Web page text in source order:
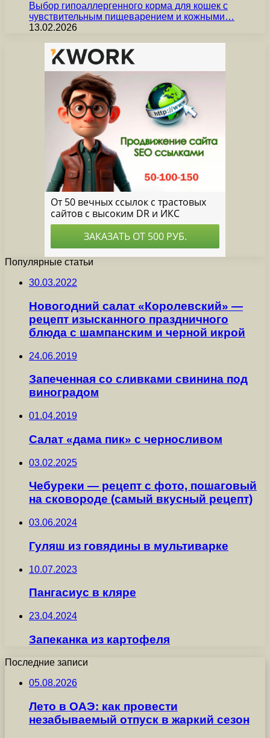
Выбор гипоаллергенного корма для кошек с
чувствительным пищеварением и кожными…
13.02.2026
Популярные статьи
30.03.2022
Новогодний салат «Королевский» —
рецепт изысканного праздничного
блюда с шампанским и черной икрой
24.06.2019
Запеченная со сливками свинина под
виноградом
01.04.2019
Салат «дама пик» с черносливом
03.02.2025
Чебуреки — рецепт с фото, пошаговый
на сковороде (самый вкусный рецепт)
03.06.2024
Гуляш из говядины в мультиварке
10.07.2023
Пангасиус в кляре
23.04.2024
Запеканка из картофеля
Последние записи
05.08.2026
Лето в ОАЭ: как провести
незабываемый отпуск в жаркий сезон